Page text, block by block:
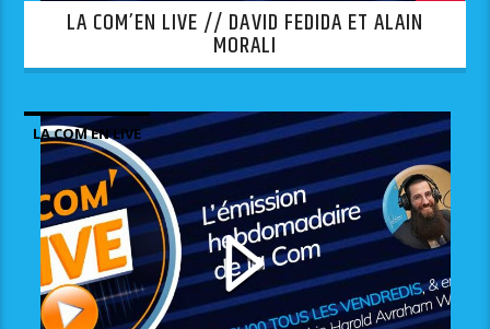
LA COM’EN LIVE // DAVID FEDIDA ET ALAIN
MORALI
LA COM EN LIVE